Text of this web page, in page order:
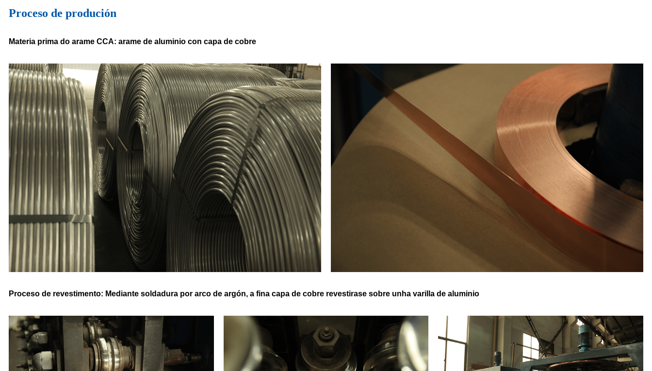
Proceso de produción
Materia prima do arame CCA: arame de aluminio con capa de cobre
Proceso de revestimento: Mediante soldadura por arco de argón, a fina capa de cobre revestirase sobre unha varilla de aluminio